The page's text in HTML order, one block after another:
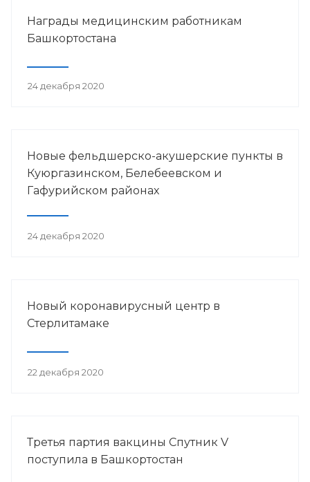
Награды медицинским работникам
Башкортостана
24 декабря 2020
Новые фельдшерско-акушерские пункты в
Куюргазинском, Белебеевском и
Гафурийском районах
24 декабря 2020
Новый коронавирусный центр в
Стерлитамаке
22 декабря 2020
Третья партия вакцины Спутник V
поступила в Башкортостан